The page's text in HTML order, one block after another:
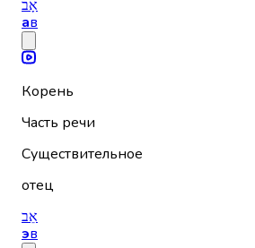
אָב
ав
Корень
Часть речи
Существительное
отец
אֵב
эв